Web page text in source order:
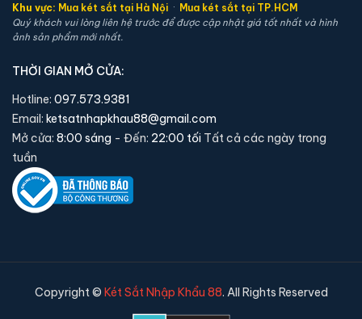
Két sắt mini Việt Tiệp K-DTT-25N-H điện tử chính
hãng
📐 Kích thước:
⚖️ Trọng lượng: 45 kg
🛡️ Bảo hành:
24 tháng
1,990,000 đ
Xem chi tiết →
Khu vực: Mua két sắt tại Hà Nội · Mua két sắt tại TP.HCM
Quý khách vui lòng liên hệ trước để được cập nhật giá tốt nhất và hình
ảnh sản phẩm mới nhất.
THỜI GIAN MỞ CỬA:
Hotline: 097.573.9381
Email: ketsatnhapkhau88@gmail.com
Mở cửa: 8:00 sáng - Đến: 22:00 tối Tất cả các ngày trong
tuần
Copyright © Két Sắt Nhập Khẩu 88. All Rights Reserved